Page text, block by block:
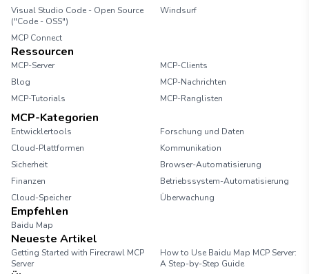
Visual Studio Code - Open Source
("Code - OSS")
Windsurf
MCP Connect
Ressourcen
MCP-Server
MCP-Clients
Blog
MCP-Nachrichten
MCP-Tutorials
MCP-Ranglisten
MCP-Kategorien
Entwicklertools
Forschung und Daten
Cloud-Plattformen
Kommunikation
Sicherheit
Browser-Automatisierung
Finanzen
Betriebssystem-Automatisierung
Cloud-Speicher
Überwachung
Empfehlen
Baidu Map
Neueste Artikel
Getting Started with Firecrawl MCP
Server
How to Use Baidu Map MCP Server:
A Step-by-Step Guide